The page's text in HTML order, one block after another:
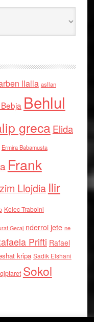
llalla asllan
Behlul
grecaElida
Ermira Babamusta
Frank
Llojdia Ilir
Kolec Traboini
Gecaj nderroi jete ne
Prifti Rafael
kripa Sadik Elshani
Sokol